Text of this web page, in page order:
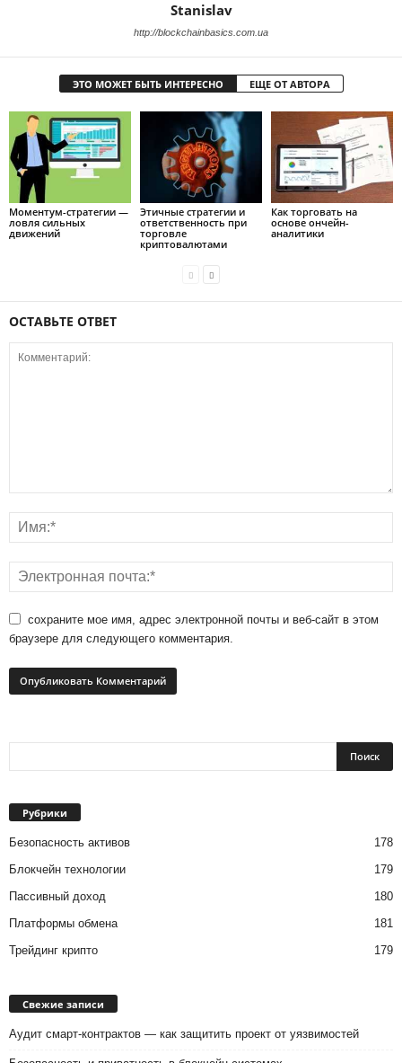
Stanislav
http://blockchainbasics.com.ua
ЭТО МОЖЕТ БЫТЬ ИНТЕРЕСНО ЕЩЕ ОТ АВТОРА
Моментум-стратегии —
ловля сильных
движений
Этичные стратегии и
ответственность при
торговле
криптовалютами
Как торговать на
основе ончейн-
аналитики
ОСТАВЬТЕ ОТВЕТ
сохраните мое имя, адрес электронной почты и веб-сайт в этом
браузере для следующего комментария.
Рубрики
Безопасность активов
178
Блокчейн технологии
179
Пассивный доход
180
Платформы обмена
181
Трейдинг крипто
179
Свежие записи
Аудит смарт‑контрактов — как защитить проект от уязвимостей